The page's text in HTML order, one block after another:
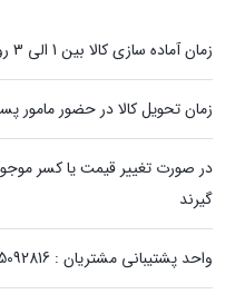
زمان آماده سازی کالا بین 1 الی 3 روزه کاری
زمان تحویل کالا در حضور مامور
در صورت تغییر قیمت یا کسر
گیرند
واحد پشتیبانی مشتریان : 05135092816 - 09157153791